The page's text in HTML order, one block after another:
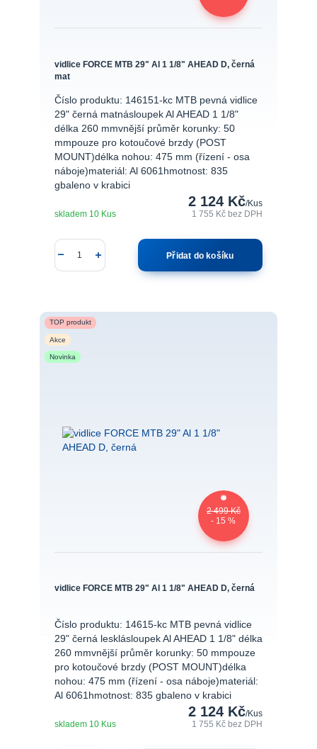
vidlice FORCE MTB 29" Al 1 1/8" AHEAD D, černá
mat
Číslo produktu: 146151-kc MTB pevná vidlice
29" černá matnásloupek Al AHEAD 1 1/8"
délka 260 mmvnější průměr korunky: 50
mmpouze pro kotoučové brzdy (POST
MOUNT)délka nohou: 475 mm (řízení - osa
náboje)materiál: Al 6061hmotnost: 835
gbaleno v krabici
2 124 Kč/Kus
1 755 Kč bez DPH
skladem 10 Kus
Přidat do košíku
TOP produkt
Akce
Novinka
2 499 Kč
- 15 %
vidlice FORCE MTB 29" Al 1 1/8" AHEAD D, černá
Číslo produktu: 14615-kc MTB pevná vidlice
29" černá lesklásloupek Al AHEAD 1 1/8" délka
260 mmvnější průměr korunky: 50 mmpouze
pro kotoučové brzdy (POST MOUNT)délka
nohou: 475 mm (řízení - osa náboje)materiál:
Al 6061hmotnost: 835 gbaleno v krabici
2 124 Kč/Kus
1 755 Kčbez DPH
skladem 10 Kus